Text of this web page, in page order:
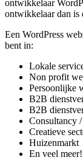
ontwikkelaar
ontwikkelaar dan is
Een WordPress
bent in:
Lokale
Non profit
Persoonlijke
B2B
B2B
Consultancy
Creatieve
Huizenmarkt
En veel meer!